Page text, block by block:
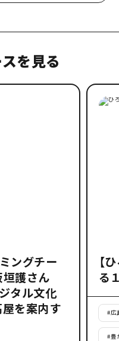
を見る
ングチー
垣護さん
タル文化
を案内す
【
る
#広
#豊